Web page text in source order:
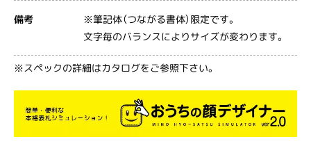
備考 ※筆記体（つながる書体）限定です。
文字毎のバランスによりサイズが変わります。
※スペックの詳細はカタログをご参照下さい。